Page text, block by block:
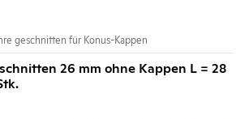
geschnitten für Konus-Kappen
26 mm ohne Kappen L = 28